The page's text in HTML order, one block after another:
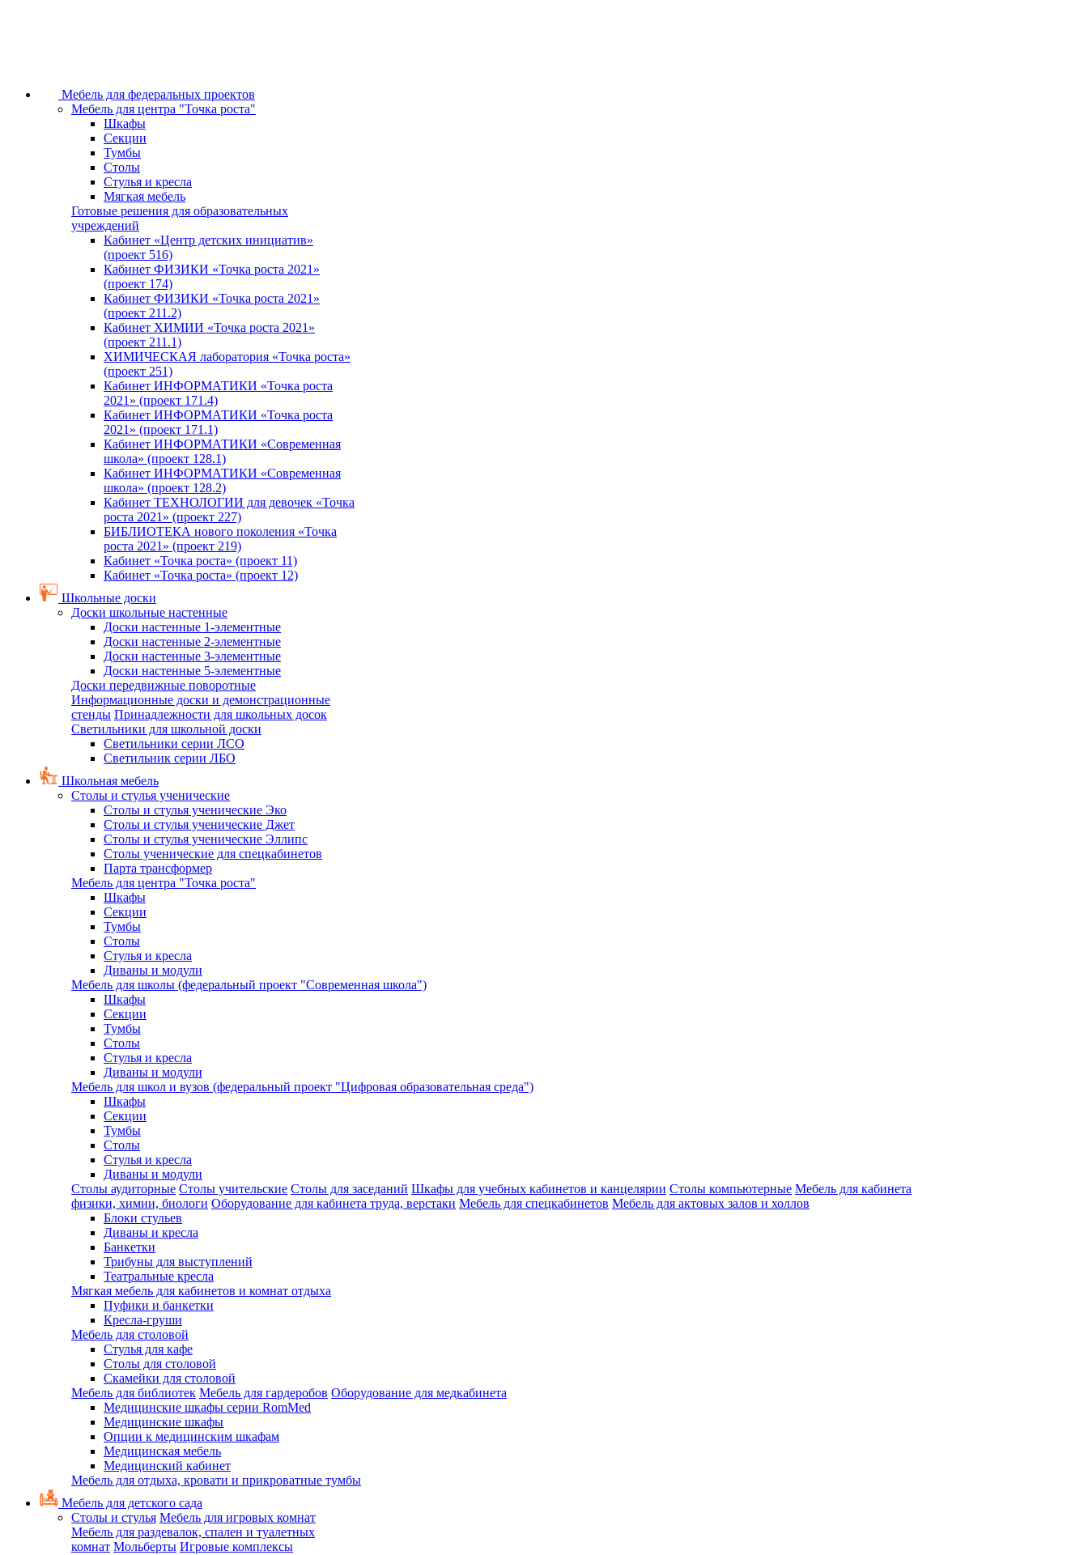
Мебель для федеральных проектов
Мебель для центра "Точка роста"
Шкафы
Секции
Тумбы
Столы
Стулья и кресла
Мягкая мебель
Готовые решения для образовательных
учреждений
Кабинет «Центр детских инициатив»
(проект 516)
Кабинет ФИЗИКИ «Точка роста 2021»
(проект 174)
Кабинет ФИЗИКИ «Точка роста 2021»
(проект 211.2)
Кабинет ХИМИИ «Точка роста 2021»
(проект 211.1)
ХИМИЧЕСКАЯ лаборатория «Точка роста»
(проект 251)
Кабинет ИНФОРМАТИКИ «Точка роста
2021» (проект 171.4)
Кабинет ИНФОРМАТИКИ «Точка роста
2021» (проект 171.1)
Кабинет ИНФОРМАТИКИ «Современная
школа» (проект 128.1)
Кабинет ИНФОРМАТИКИ «Современная
школа» (проект 128.2)
Кабинет ТЕХНОЛОГИИ для девочек «Точка
роста 2021» (проект 227)
БИБЛИОТЕКА нового поколения «Точка
роста 2021» (проект 219)
Кабинет «Точка роста» (проект 11)
Кабинет «Точка роста» (проект 12)
Школьные доски
Доски школьные настенные
Доски настенные 1-элементные
Доски настенные 2-элементные
Доски настенные 3-элементные
Доски настенные 5-элементные
Доски передвижные поворотные
Информационные доски и демонстрационные
стенды Принадлежности для школьных досок
Светильники для школьной доски
Светильники серии ЛСО
Светильник серии ЛБО
Школьная мебель
Столы и стулья ученические
Столы и стулья ученические Эко
Столы и стулья ученические Джет
Столы и стулья ученические Эллипс
Столы ученические для спецкабинетов
Парта трансформер
Мебель для центра "Точка роста"
Шкафы
Секции
Тумбы
Столы
Стулья и кресла
Диваны и модули
Мебель для школы (федеральный проект "Современная школа")
Шкафы
Секции
Тумбы
Столы
Стулья и кресла
Диваны и модули
Мебель для школ и вузов (федеральный проект "Цифровая образовательная среда")
Шкафы
Секции
Тумбы
Столы
Стулья и кресла
Диваны и модули
Столы аудиторные Столы учительские Столы для заседаний Шкафы для учебных кабинетов и канцелярии Столы компьютерные Мебель для кабинета
физики, химии, биологи Оборудование для кабинета труда, верстаки Мебель для спецкабинетов Мебель для актовых залов и холлов
Блоки стульев
Диваны и кресла
Банкетки
Трибуны для выступлений
Театральные кресла
Мягкая мебель для кабинетов и комнат отдыха
Пуфики и банкетки
Кресла-груши
Мебель для столовой
Cтулья для кафе
Cтолы для столовой
Скамейки для столовой
Мебель для библиотек Мебель для гардеробов Оборудование для медкабинета
Медицинские шкафы серии RomMed
Медицинские шкафы
Опции к медицинским шкафам
Медицинская мебель
Медицинский кабинет
Мебель для отдыха, кровати и прикроватные тумбы
Мебель для детского сада
Столы и стулья Мебель для игровых комнат
Мебель для раздевалок, спален и туалетных
комнат Мольберты Игровые комплексы